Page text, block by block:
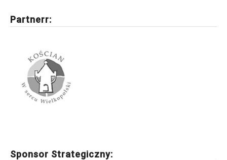
Partnerr:
Sponsor Strategiczny: